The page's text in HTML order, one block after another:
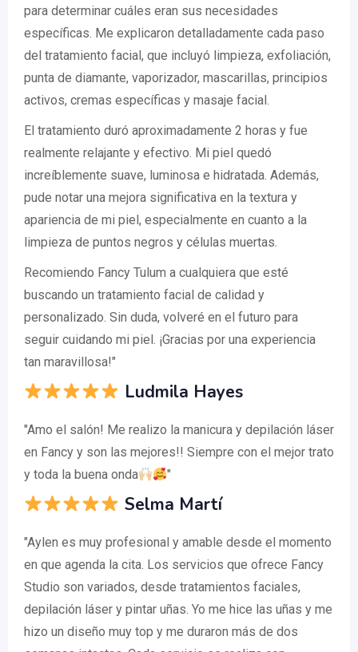
para determinar cuáles eran sus necesidades
específicas. Me explicaron detalladamente cada paso
del tratamiento facial, que incluyó limpieza, exfoliación,
punta de diamante, vaporizador, mascarillas, principios
activos, cremas específicas y masaje facial.
El tratamiento duró aproximadamente 2 horas y fue
realmente relajante y efectivo. Mi piel quedó
increíblemente suave, luminosa e hidratada. Además,
pude notar una mejora significativa en la textura y
apariencia de mi piel, especialmente en cuanto a la
limpieza de puntos negros y células muertas.
Recomiendo Fancy Tulum a cualquiera que esté
buscando un tratamiento facial de calidad y
personalizado. Sin duda, volveré en el futuro para
seguir cuidando mi piel. ¡Gracias por una experiencia
tan maravillosa!"
Ludmila Hayes
"Amo el salón! Me realizo la manicura y depilación láser
en Fancy y son las mejores!! Siempre con el mejor trato
y toda la buena onda
"
Selma Martí
"Aylen es muy profesional y amable desde el momento
en que agenda la cita. Los servicios que ofrece Fancy
Studio son variados, desde tratamientos faciales,
depilación láser y pintar uñas. Yo me hice las uñas y me
hizo un diseño muy top y me duraron más de dos